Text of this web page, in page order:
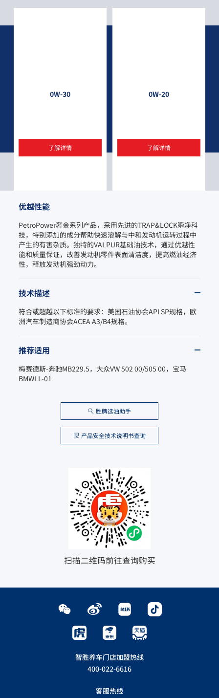
0W-30
了解详情
0W-20
了解详情
优越性能
PetroPower奢金系列产品，采用先进的TRAP&LOCK瞬净科
技，特别添加的成分帮助快速溶解与中和发动机运转过程中
产生的有害杂质。独特的VALPUR基础油技术，通过优越性
能和质量保证，改善发动机零件表面清洁度，提高燃油经济
性，释放发动机强劲动力。
技术描述
符合或超越以下标准的要求：美国石油协会API SP规格，欧
洲汽车制造商协会ACEA A3/B4规格。
推荐适用
梅赛德斯-奔驰MB229.5，大众VW 502 00/505 00，宝马
BMWLL-01
胜牌选油助手
产品安全技术说明书查询
扫描二维码前往查询购买
智胜养车门店加盟热线
400-022-6616
客服热线